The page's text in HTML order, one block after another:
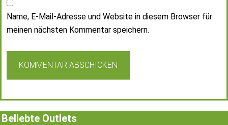
Name, E-Mail-Adresse und Website in diesem Browser für
meinen nächsten Kommentar speichern.
Beliebte Outlets